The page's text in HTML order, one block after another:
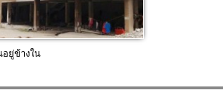
ยู่ข้างใน